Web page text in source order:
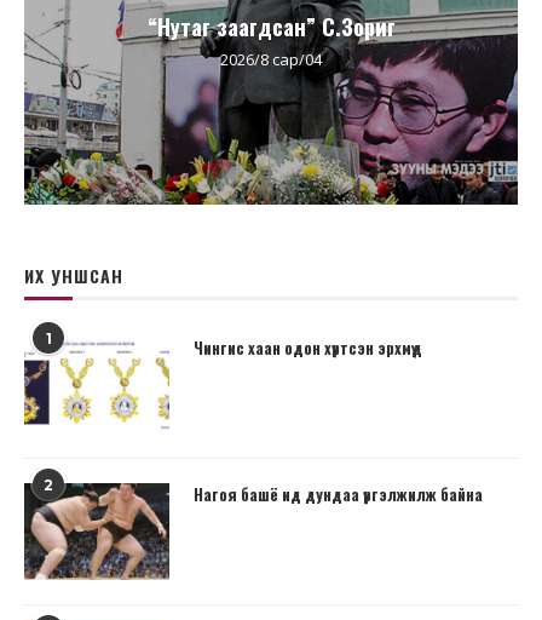
“Нутаг заагдсан” С.Зориг
2026/8 сар/04
ИХ УНШСАН
1 Чингис хаан одон хүртсэн эрхмүүд
2 Нагоя башё ид дундаа үргэлжилж байна